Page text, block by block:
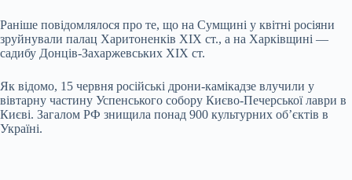
Раніше повідомлялося про те, що на Сумщині у квітні росіяни
зруйнували палац Харитоненків XIX ст., а на Харківщині —
садибу Донців-Захаржевських XIX ст.
Як відомо, 15 червня російські дрони-камікадзе влучили у
вівтарну частину Успенського собору Києво-Печерської лаври в
Києві. Загалом РФ знищила понад 900 культурних об’єктів в
Україні.